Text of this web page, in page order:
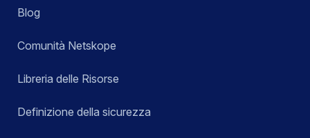
Blog
Comunità Netskope
Libreria delle Risorse
Definizione della sicurezza